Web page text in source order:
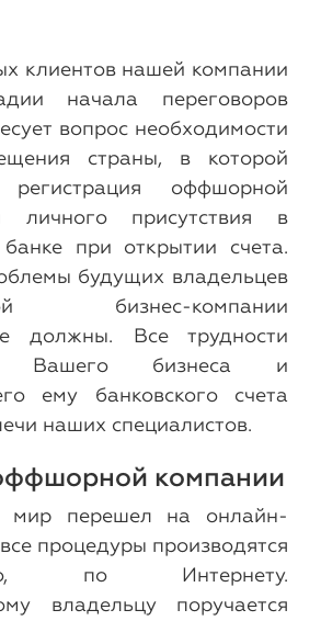
клиентов нашей компании
начала переговоров
вопрос необходимости
страны, в которой
регистрация оффшорной
личного присутствия в
при открытии счета.
будущих владельцев
бизнес-компании
должны. Все трудности
Вашего бизнеса и
ему банковского счета
наших специалистов.
компании
мир перешел на онлайн-
процедуры производятся
по Интернету.
владельцу поручается